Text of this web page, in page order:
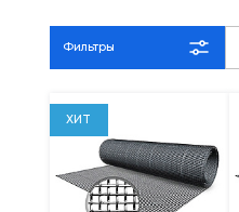
Фильтры
ХИТ